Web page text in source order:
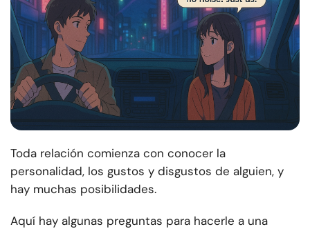
Toda relación comienza con conocer la
personalidad, los gustos y disgustos de alguien, y
hay muchas posibilidades.
Aquí hay algunas preguntas para hacerle a una